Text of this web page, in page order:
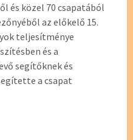
és közel 70 csapatából
az előkelő 15.
teljesítménye
és a
segítőknek és
a csapat